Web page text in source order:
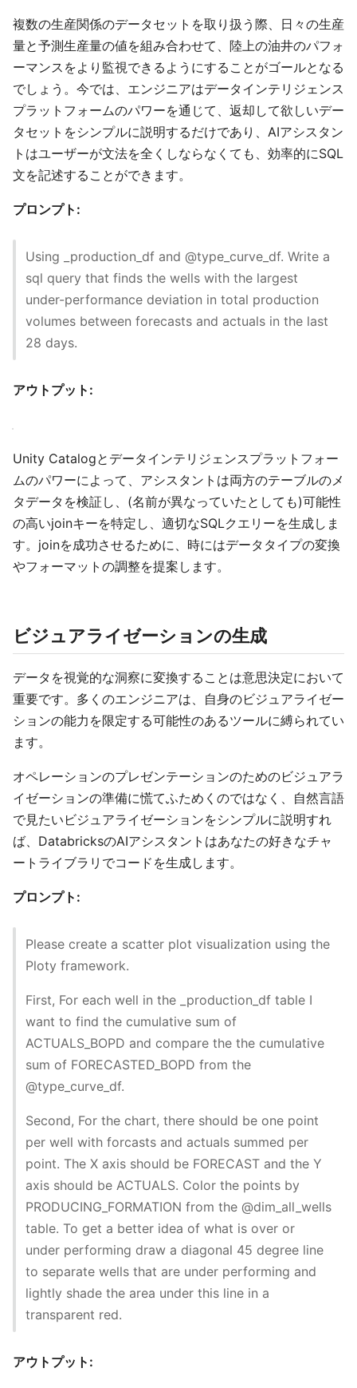
複数の生産関係のデータセットを取り扱う際、日々の生産
量と予測生産量の値を組み合わせて、陸上の油井のパフォ
ーマンスをより監視できるようにすることがゴールとなる
でしょう。今では、エンジニアはデータインテリジェンス
プラットフォームのパワーを通じて、返却して欲しいデー
タセットをシンプルに説明するだけであり、AIアシスタン
トはユーザーが文法を全くしならなくても、効率的にSQL
文を記述することができます。
プロンプト:
Using _production_df and @type_curve_df. Write a
sql query that finds the wells with the largest
under-performance deviation in total production
volumes between forecasts and actuals in the last
28 days.
アウトプット:
Unity Catalogとデータインテリジェンスプラットフォー
ムのパワーによって、アシスタントは両方のテーブルのメ
タデータを検証し、(名前が異なっていたとしても)可能性
の高いjoinキーを特定し、適切なSQLクエリーを生成しま
す。joinを成功させるために、時にはデータタイプの変換
やフォーマットの調整を提案します。
ビジュアライゼーションの生成
データを視覚的な洞察に変換することは意思決定において
重要です。多くのエンジニアは、自身のビジュアライゼー
ションの能力を限定する可能性のあるツールに縛られてい
ます。
オペレーションのプレゼンテーションのためのビジュアラ
イゼーションの準備に慌てふためくのではなく、自然言語
で見たいビジュアライゼーションをシンプルに説明すれ
ば、DatabricksのAIアシスタントはあなたの好きなチャ
ートライブラリでコードを生成します。
プロンプト:
Please create a scatter plot visualization using the
Ploty framework.
First, For each well in the _production_df table I
want to find the cumulative sum of
ACTUALS_BOPD and compare the the cumulative
sum of FORECASTED_BOPD from the
@type_curve_df.
Second, For the chart, there should be one point
per well with forcasts and actuals summed per
point. The X axis should be FORECAST and the Y
axis should be ACTUALS. Color the points by
PRODUCING_FORMATION from the @dim_all_wells
table. To get a better idea of what is over or
under performing draw a diagonal 45 degree line
to separate wells that are under performing and
lightly shade the area under this line in a
transparent red.
アウトプット: